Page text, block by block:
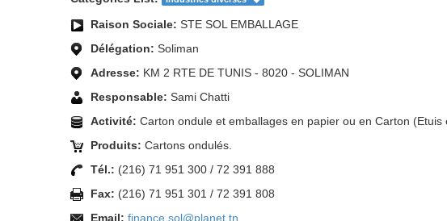
Raison Sociale: STE SOL EMBALLAGE
Délégation: Soliman
Adresse: KM 2 RTE DE TUNIS - 8020 - SOLIMAN
Responsable: Sami Chatti
Activité: Carton ondule et emballages en papier ou en Carton (Etuis
Produits: Cartons ondulés.
Tél.: (216) 71 951 300 / 72 391 888
Fax: (216) 71 951 301 / 72 391 808
Email: finance.sol@planet.tn